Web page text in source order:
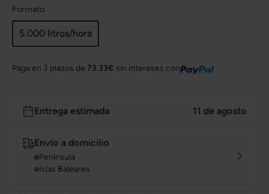
Formato
5.000 litros/hora
Paga en 3 plazos de 73.33€ sin intereses con
Entrega estimada 11 de agosto
Envío a domicilio
Península
Islas Baleares